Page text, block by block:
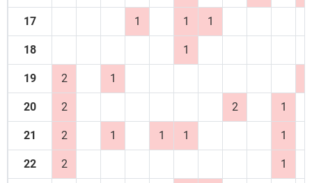
17 1 1 1
18 1
19 2 1
20 2 2 1
21 2 1 1 1 1
22 2 1